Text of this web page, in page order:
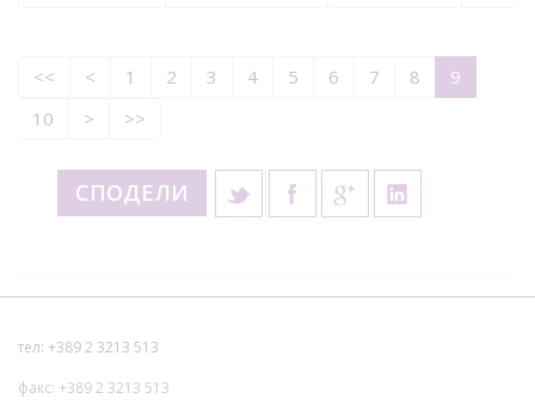
<< < 1 2 3 4 5 6 7 8
9
10
> >>
СПОДЕЛИ
тел: +389 2 3213 513
факс: +389 2 3213 513